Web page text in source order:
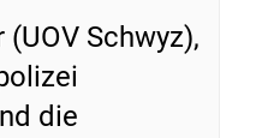
Schwyz),
die